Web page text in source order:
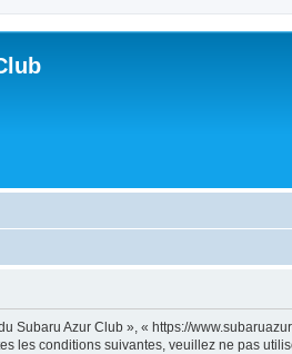
Azur Club », « https://
les conditions suivantes, veuillez ne pas